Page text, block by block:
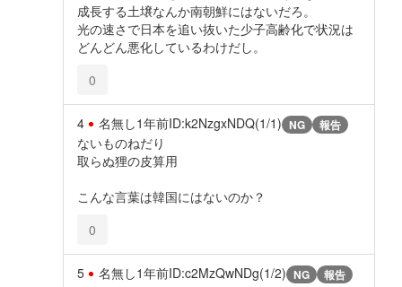
成長する土壌なんか南朝鮮にはないだろ。
光の速さで日本を追い抜いた少子高齢化で状況は
どんどん悪化しているわけだし。
0
4 名無し1年前ID:k2NzgxNDQ(1/1) NG 報告
ないものねだり
取らぬ狸の皮算用
こんな言葉は韓国にはないのか？
0
5 名無し1年前ID:c2MzQwNDg(1/2) NG 報告